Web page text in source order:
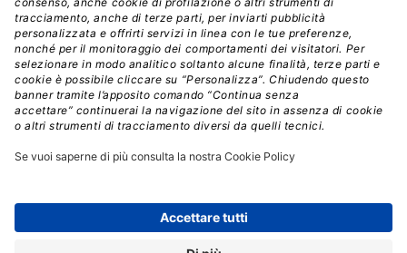
Direzione, amministrazione, redazione, pubblicità
Viale Enrico Forlanini 21 - 20134 Milano
Tel. +39 02 881841
C.F./P IVA 13002100157
www.edraedizioni.it|Privacy
Follow Us